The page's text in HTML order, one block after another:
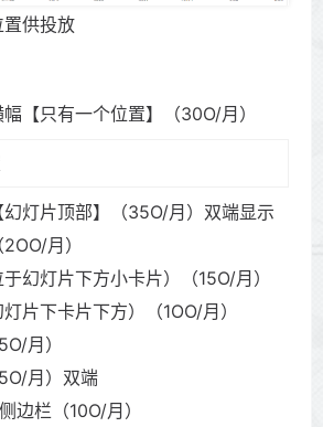
供投放
【只有一个位置】（30O/月）
灯片顶部】（35O/月）双端显示
月）
幻灯片下方小卡片）（15O/月）
片下卡片下方）（1OO/月）
月）
月）双端
边栏（10O/月）